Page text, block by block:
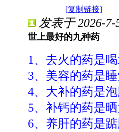
[复制链接]
发表于 2026-7-
世上最好的九种药
1、去火的药是
3、美容的药是
4、大补的药是
5、补钙的药是晒
6、养肝的药是